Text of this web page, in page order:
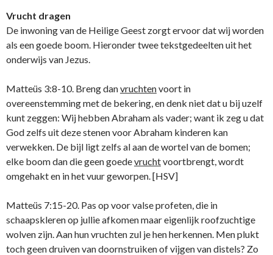
Vrucht dragen
De inwoning van de Heilige Geest zorgt ervoor dat wij worden
als een goede boom. Hieronder twee tekstgedeelten uit het
onderwijs van Jezus.
Matteüs 3:8-10. Breng danvruchtenvoort in
overeenstemming met de bekering, en denk niet dat u bij uzelf
kunt zeggen: Wij hebben Abraham als vader; want ik zeg u dat
God zelfs uit deze stenen voor Abraham kinderen kan
verwekken. De bijl ligt zelfs al aan de wortel van de bomen;
elke boom dan die geen goedevruchtvoortbrengt, wordt
omgehakt en in het vuur geworpen. [HSV]
Matteüs 7:15-20. Pas op voor valse profeten, die in
schaapskleren op jullie afkomen maar eigenlijk roofzuchtige
wolven zijn. Aan hun vruchten zul je hen herkennen. Men plukt
toch geen druiven van doornstruiken of vijgen van distels? Zo